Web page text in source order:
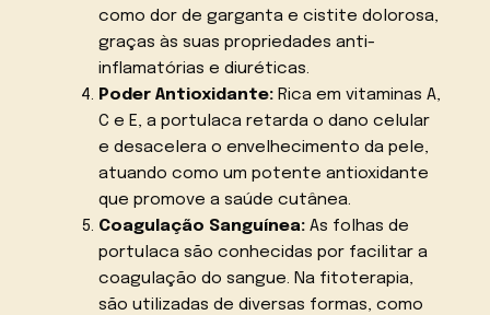
como dor de garganta e cistite dolorosa,
graças às suas propriedades anti-
inflamatórias e diuréticas.
Poder Antioxidante:Rica em vitaminas A,
C e E, a portulaca retarda o dano celular
e desacelera o envelhecimento da pele,
atuando como um potente antioxidante
que promove a saúde cutânea.
Coagulação Sanguínea:As folhas de
portulaca são conhecidas por facilitar a
coagulação do sangue. Na fitoterapia,
são utilizadas de diversas formas, como